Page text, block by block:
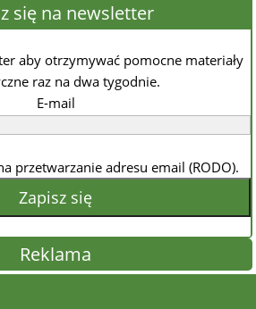
się na newsletter
aby otrzymywać pomocne materiały
raz na dwa tygodnie.
E-mail
przetwarzanie adresu email (RODO).
Reklama